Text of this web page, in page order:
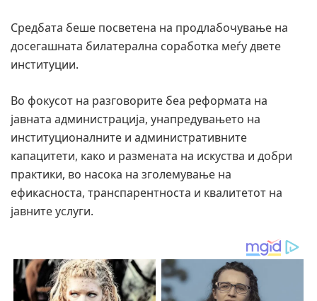
Средбата беше посветена на продлабочување на
досегашната билатерална соработка меѓу двете
институции.
Во фокусот на разговорите беа реформата на
јавната администрација, унапредувањето на
институционалните и административните
капацитети, како и размената на искуства и добри
практики, во насока на зголемување на
ефикасноста, транспарентноста и квалитетот на
јавните услуги.